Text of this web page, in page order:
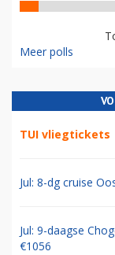
Meer polls
TUI vliegtickets
Jul: 8-dg cruise
Jul: 9-daagse
€1056